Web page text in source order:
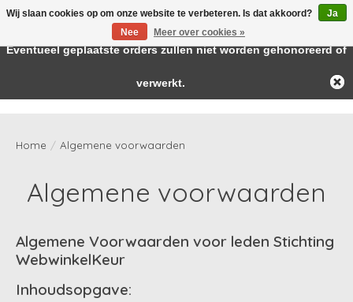
Home / Algemene voorwaarden
Algemene voorwaarden
Algemene Voorwaarden voor leden Stichting
WebwinkelKeur
Inhoudsopgave:
Wij slaan cookies op om onze website te verbeteren. Is dat akkoord?
Ja
Nee
Meer over cookies »
← Keer terug naar de backofficeDeze winkel is in aanbouw.
Eventueel geplaatste orders zullen niet worden gehonoreerd of
verwerkt.